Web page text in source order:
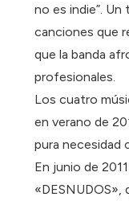
no es indie”.
canciones que
que la banda
profesionales.
Los cuatro
en verano de
pura necesidad
En junio de
«DESNUDOS»,